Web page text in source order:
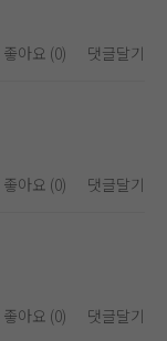
좋아요 (0) 댓글달기
좋아요 (0) 댓글달기
좋아요 (0) 댓글달기